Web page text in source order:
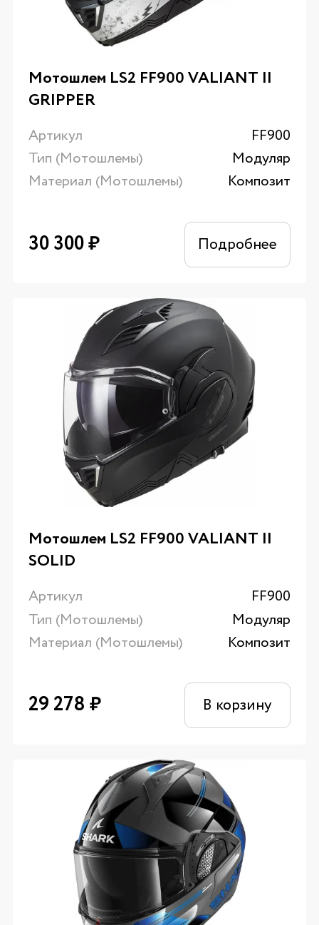
Мотошлем LS2 FF900 VALIANT II
GRIPPER
Артикул
FF900
Тип (Мотошлемы)
Модуляр
Материал (Мотошлемы)
Композит
30 300₽ Подробнее
Мотошлем LS2 FF900 VALIANT II
SOLID
Артикул
FF900
Тип (Мотошлемы)
Модуляр
Материал (Мотошлемы)
Композит
29 278 ₽ В корзину